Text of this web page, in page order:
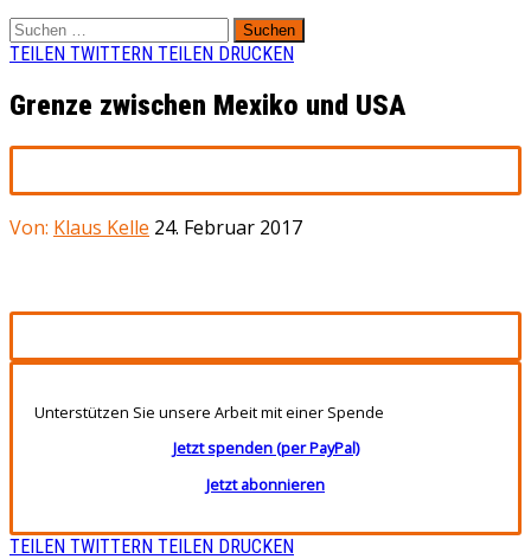
Suchen
nach:
TEILEN TWITTERN TEILEN DRUCKEN
Grenze zwischen Mexiko und USA
Von: Klaus Kelle 24. Februar 2017
Unterstützen Sie unsere Arbeit mit einer Spende
Jetzt spenden (per PayPal)
Jetzt abonnieren
TEILEN TWITTERN TEILEN DRUCKEN